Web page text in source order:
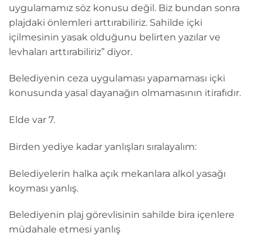
uygulamamız söz konusu değil. Biz bundan sonra
plajdaki önlemleri arttırabiliriz. Sahilde içki
içilmesinin yasak olduğunu belirten yazılar ve
levhaları arttırabiliriz” diyor.
Belediyenin ceza uygulaması yapamaması içki
konusunda yasal dayanağın olmamasının itirafıdır.
Elde var 7.
Birden yediye kadar yanlışları sıralayalım:
Belediyelerin halka açık mekanlara alkol yasağı
koyması yanlış.
Belediyenin plaj görevlisinin sahilde bira içenlere
müdahale etmesi yanlış